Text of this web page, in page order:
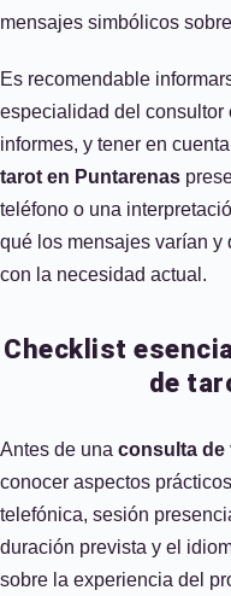
mensajes simbólicos
Es recomendable
especialidad del consultor
informes, y tener en
tarot en Puntarenas
teléfono o una
qué los mensajes varían y
con la necesidad actual.
Checklist
de
Antes de una consulta de
conocer aspectos
telefónica, sesión
duración prevista y el
sobre la experiencia del